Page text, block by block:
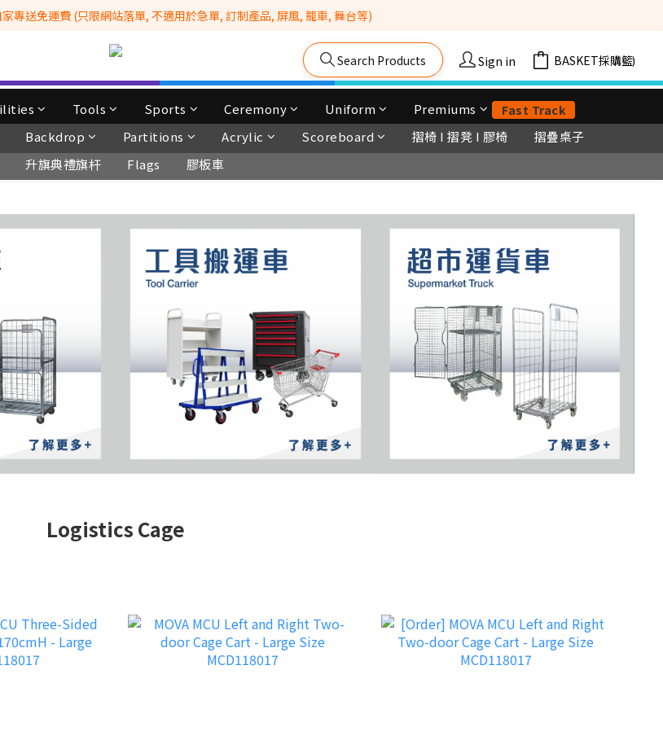
全港No.1一站式設備租售及採購服務供應商
專送免運費 (只限網站落單, 不適用於急單, 訂制產品, 屏風, 籠車, 舞台等)
66962838 | 電話: 21153328 | 報價: info@hkbasket.com
全港No.1一站式設備租售及採購服務供應商
Search Products Sign in Cart(0)
Tools Sports Ceremony Uniform Premiums Fast Track
Backdrop Partitions Acrylic Scoreboard 摺椅 I 摺凳 I 膠椅
摺疊桌子
升旗典禮旗杆
Flags 膠板車
Logistics Cage